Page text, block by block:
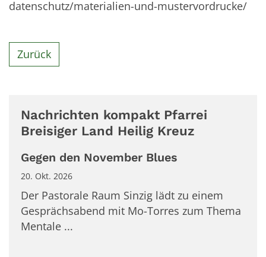
datenschutz/materialien-und-mustervordrucke/
Zurück
Nachrichten kompakt Pfarrei
Breisiger Land Heilig Kreuz
Gegen den November Blues
20. Okt. 2026
Der Pastorale Raum Sinzig lädt zu einem
Gesprächsabend mit Mo-Torres zum Thema
Mentale ...